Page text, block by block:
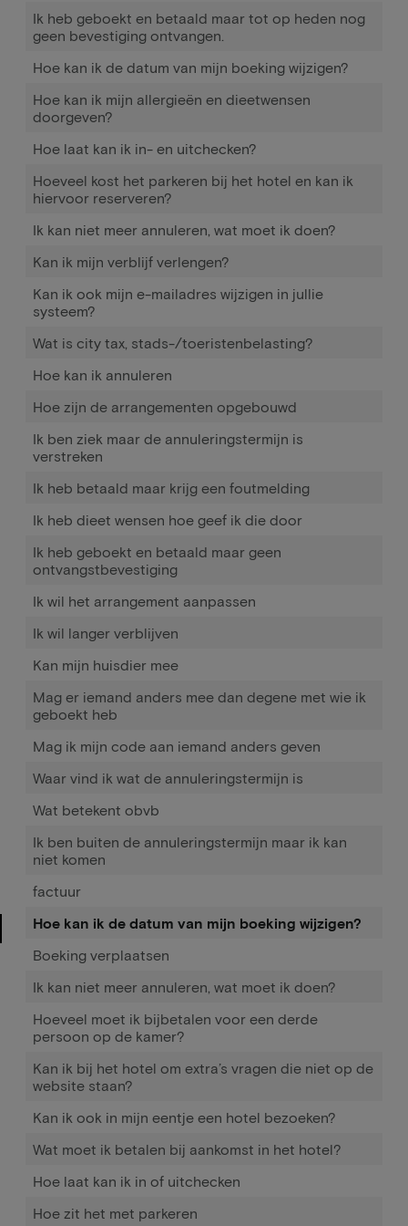
Ik heb geboekt en betaald maar tot op heden nog
geen bevestiging ontvangen.
Hoe kan ik de datum van mijn boeking wijzigen?
Hoe kan ik mijn allergieën en dieetwensen
doorgeven?
Hoe laat kan ik in- en uitchecken?
Hoeveel kost het parkeren bij het hotel en kan ik
hiervoor reserveren?
Ik kan niet meer annuleren, wat moet ik doen?
Kan ik mijn verblijf verlengen?
Kan ik ook mijn e-mailadres wijzigen in jullie
systeem?
Wat is city tax, stads-/toeristenbelasting?
Hoe kan ik annuleren
Hoe zijn de arrangementen opgebouwd
Ik ben ziek maar de annuleringstermijn is
verstreken
Ik heb betaald maar krijg een foutmelding
Ik heb dieet wensen hoe geef ik die door
Ik heb geboekt en betaald maar geen
ontvangstbevestiging
Ik wil het arrangement aanpassen
Ik wil langer verblijven
Kan mijn huisdier mee
Mag er iemand anders mee dan degene met wie ik
geboekt heb
Mag ik mijn code aan iemand anders geven
Waar vind ik wat de annuleringstermijn is
Wat betekent obvb
Ik ben buiten de annuleringstermijn maar ik kan
niet komen
factuur
Hoe kan ik de datum van mijn boeking wijzigen?
Boeking verplaatsen
Ik kan niet meer annuleren, wat moet ik doen?
Hoeveel moet ik bijbetalen voor een derde
persoon op de kamer?
Kan ik bij het hotel om extra’s vragen die niet op de
website staan?
Kan ik ook in mijn eentje een hotel bezoeken?
Wat moet ik betalen bij aankomst in het hotel?
Hoe laat kan ik in of uitchecken
Hoe zit het met parkeren